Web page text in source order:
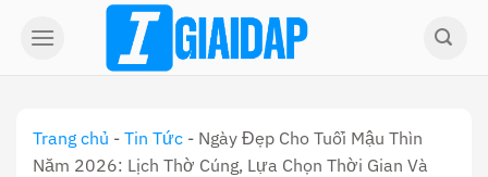
Trang chủ - Tin Tức - Ngày Đẹp Cho Tuổi Mậu Thìn
Năm 2026: Lịch Thờ Cúng, Lựa Chọn Thời Gian Và